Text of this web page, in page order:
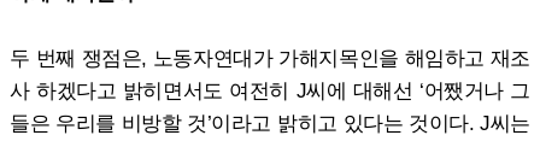
두 번째 쟁점은, 노동자연대가 가해지목인을 해임하고 재조
사 하겠다고 밝히면서도 여전히 J씨에 대해선 ‘어쨌거나 그
들은 우리를 비방할 것’이라고 밝히고 있다는 것이다. J씨는